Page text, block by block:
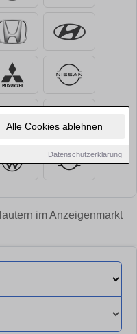
Alle Cookies ablehnen
Datenschutzerklärung
im Anzeigenmarkt